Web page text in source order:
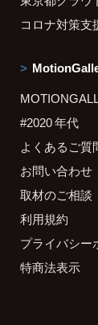
コロナ対策支
#2020 年代
よくあるご質
お問い合わせ
取材のご相談
利用規約
プライバシー
特商法表示